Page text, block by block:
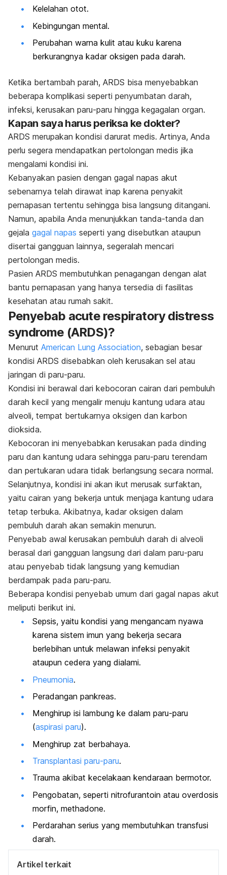
Kelelahan otot.
Kebingungan mental.
Perubahan warna kulit atau kuku karena
berkurangnya kadar oksigen pada darah.
Ketika bertambah parah, ARDS bisa menyebabkan
beberapa komplikasi seperti penyumbatan darah,
infeksi, kerusakan paru-paru hingga kegagalan organ.
Kapan saya harus periksa ke dokter?
ARDS merupakan kondisi darurat medis. Artinya, Anda
perlu segera mendapatkan pertolongan medis jika
mengalami kondisi ini.
Kebanyakan pasien dengan gagal napas akut
sebenarnya telah dirawat inap karena penyakit
pernapasan tertentu sehingga bisa langsung ditangani.
Namun, apabila Anda menunjukkan tanda-tanda dan
gejala gagal napas seperti yang disebutkan ataupun
disertai gangguan lainnya, segeralah mencari
pertolongan medis.
Pasien ARDS membutuhkan penagangan dengan alat
bantu pernapasan yang hanya tersedia di fasilitas
kesehatan atau rumah sakit.
Penyebab acute respiratory distress
syndrome (ARDS)?
Menurut American Lung Association, sebagian besar
kondisi ARDS disebabkan oleh kerusakan sel atau
jaringan di paru-paru.
Kondisi ini berawal dari kebocoran cairan dari pembuluh
darah kecil yang mengalir menuju kantung udara atau
alveoli, tempat bertukarnya oksigen dan karbon
dioksida.
Kebocoran ini menyebabkan kerusakan pada dinding
paru dan kantung udara sehingga paru-paru terendam
dan pertukaran udara tidak berlangsung secara normal.
Selanjutnya, kondisi ini akan ikut merusak surfaktan,
yaitu cairan yang bekerja untuk menjaga kantung udara
tetap terbuka. Akibatnya, kadar oksigen dalam
pembuluh darah akan semakin menurun.
Penyebab awal kerusakan pembuluh darah di alveoli
berasal dari gangguan langsung dari dalam paru-paru
atau penyebab tidak langsung yang kemudian
berdampak pada paru-paru.
Beberapa kondisi penyebab umum dari gagal napas akut
meliputi berikut ini.
Sepsis, yaitu kondisi yang mengancam nyawa
karena sistem imun yang bekerja secara
berlebihan untuk melawan infeksi penyakit
ataupun cedera yang dialami.
Pneumonia.
Peradangan pankreas.
Menghirup isi lambung ke dalam paru-paru
(aspirasi paru).
Menghirup zat berbahaya.
Transplantasi paru-paru.
Trauma akibat kecelakaan kendaraan bermotor.
Pengobatan, seperti nitrofurantoin atau overdosis
morfin, methadone.
Perdarahan serius yang membutuhkan transfusi
darah.
Artikel terkait